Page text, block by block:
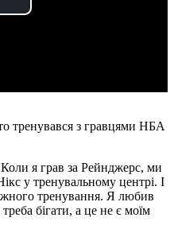
тренувався з гравцями НБА
я грав за Рейнджерс, ми
у тренувальному центрі. І
тренування. Я любив
бігати, а це не є моїм